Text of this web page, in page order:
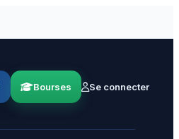
Bourses Se connecter